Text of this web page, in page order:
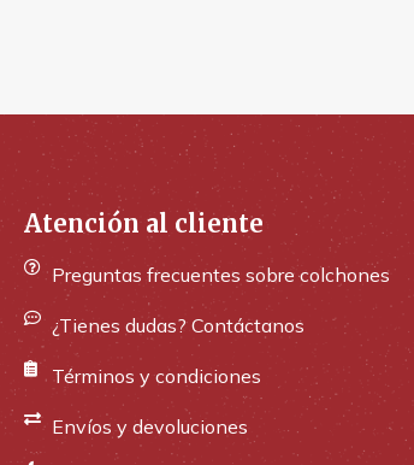
Atención al cliente
Preguntas frecuentes sobre colchones
¿Tienes dudas? Contáctanos
Términos y condiciones
Envíos y devoluciones